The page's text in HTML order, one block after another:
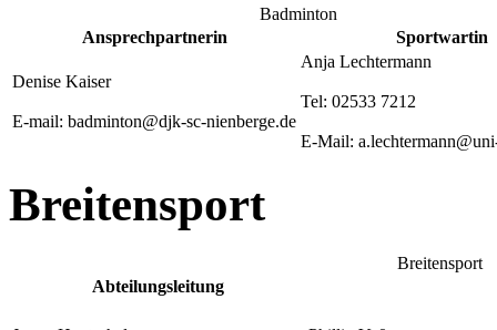
Badminton
Ansprechpartnerin
Sportwartin
Denise Kaiser
E-mail: badminton@djk-sc-nienberge.de
Anja Lechtermann
Tel: 02533 7212
E-Mail:
Breitensport
Breitensport
Abteilungsleitung